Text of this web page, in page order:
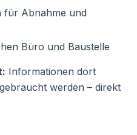
für Abnahme und
Büro und Baustelle
Informationen dort
werden – direkt